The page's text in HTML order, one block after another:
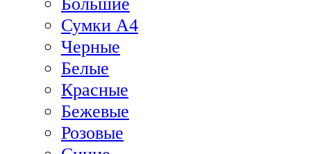
Сумки А4
Черные
Белые
Красные
Бежевые
Розовые